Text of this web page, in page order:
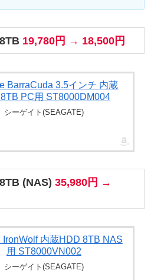
19,780円 → 18,500円
BarraCuda 3.5インチ 内蔵
PC用 ST8000DM004
シーゲイト(SEAGATE)
(NAS) 35,980円 →
IronWolf 内蔵HDD 8TB NAS
用 ST8000VN002
シーゲイト(SEAGATE)